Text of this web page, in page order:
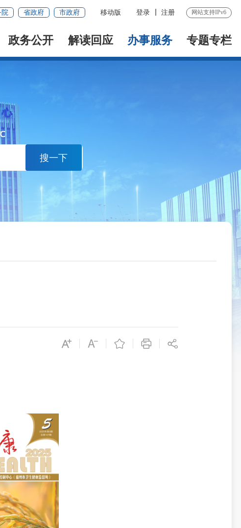
院 省政府 市政府 移动版 登录 注册 网站支持IPv6
政务公开 解读回应 办事服务 专题专栏
搜一下